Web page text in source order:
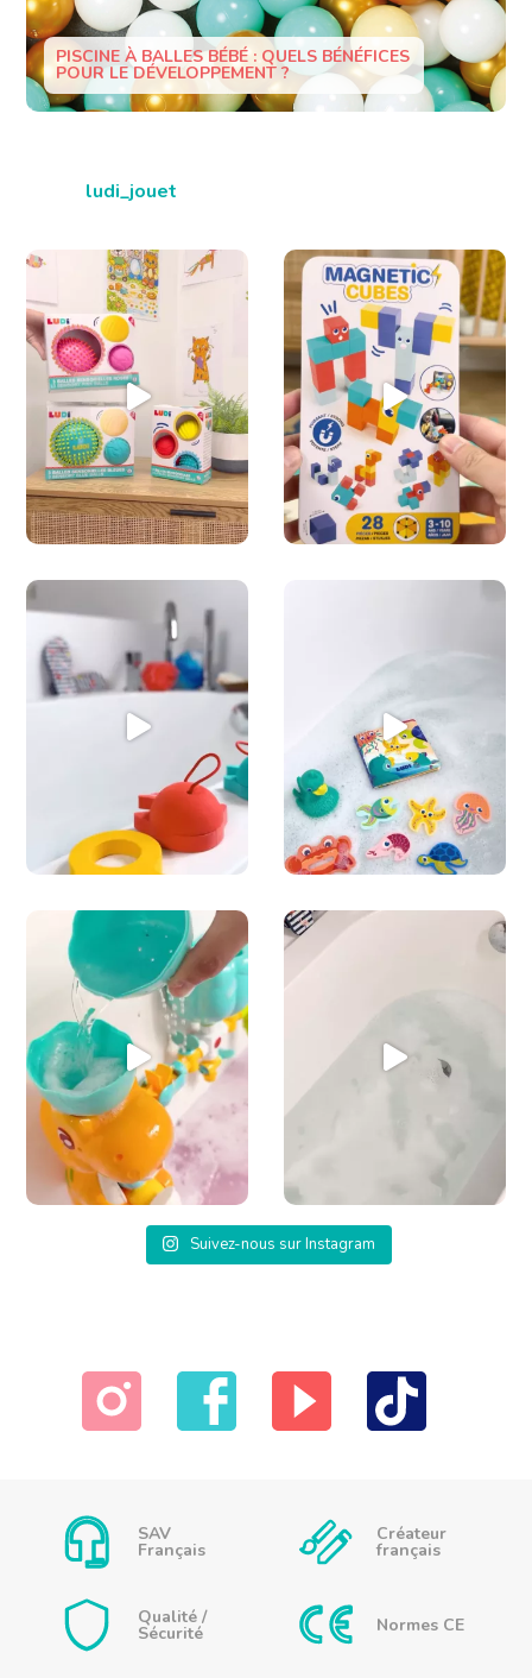
PISCINE À BALLES BÉBÉ : QUELS BÉNÉFICES
POUR LE DÉVELOPPEMENT ?
ludi_jouet
Suivez-nous sur Instagram
Notre
page
Instagram
Notre
page
Facebook
Notre
chaîne
Youtube
Notre
Tiktok
SAV
Français
Créateur
français
Qualité /
Sécurité Normes CE